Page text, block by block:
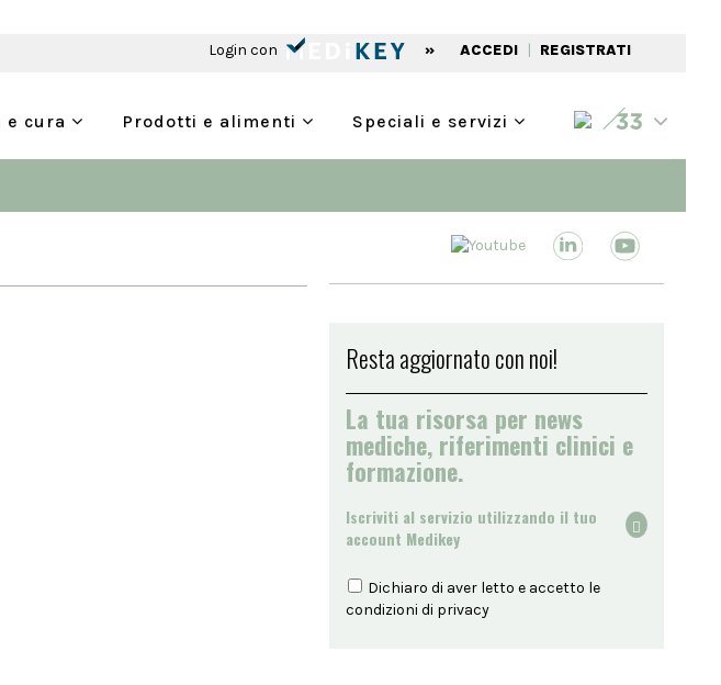
Login con » ACCEDI | REGISTRATI
e cura Prodotti e alimenti Speciali e servizi
Resta aggiornato con noi!
La tua risorsa per news
mediche, riferimenti clinici e
formazione.
Iscriviti al servizio utilizzando il tuo
account Medikey
Dichiaro di aver letto e accetto le
condizioni di privacy